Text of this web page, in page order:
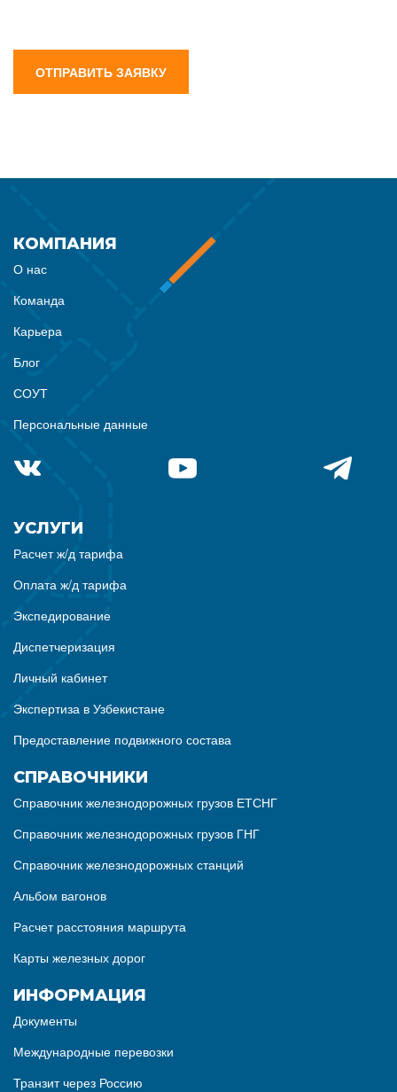
ОТПРАВИТЬ ЗАЯВКУ
КОМПАНИЯ
О нас
Команда
Карьера
Блог
СОУТ
Персональные данные
УСЛУГИ
Расчет ж/д тарифа
Оплата ж/д тарифа
Экспедирование
Диспетчеризация
Личный кабинет
Экспертиза в Узбекистане
Предоставление подвижного состава
СПРАВОЧНИКИ
Справочник железнодорожных грузов ЕТСНГ
Справочник железнодорожных грузов ГНГ
Справочник железнодорожных станций
Альбом вагонов
Расчет расстояния маршрута
Карты железных дорог
ИНФОРМАЦИЯ
Документы
Международные перевозки
Транзит через Россию